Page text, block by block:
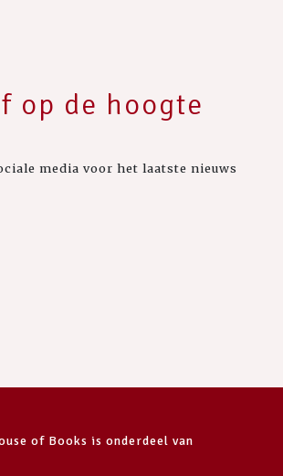
op de hoogte
media voor het laatste nieuws
of Books is onderdeel van